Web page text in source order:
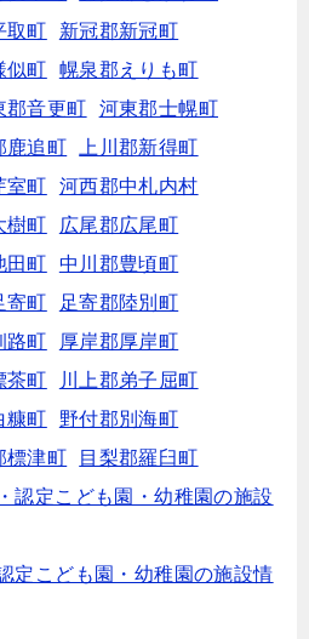
取町
新冠郡新冠町
似町
幌泉郡えりも町
郡音更町
河東郡士幌町
鹿追町
上川郡新得町
室町
河西郡中札内村
樹町
広尾郡広尾町
田町
中川郡豊頃町
寄町
足寄郡陸別町
路町
厚岸郡厚岸町
茶町
川上郡弟子屈町
糠町
野付郡別海町
標津町
目梨郡羅臼町
認定こども園・幼稚園の施設
定こども園・幼稚園の施設情